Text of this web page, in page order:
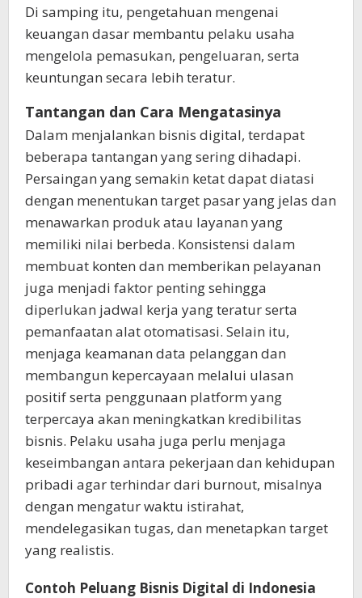
Di samping itu, pengetahuan mengenai
keuangan dasar membantu pelaku usaha
mengelola pemasukan, pengeluaran, serta
keuntungan secara lebih teratur.
Tantangan dan Cara Mengatasinya
Dalam menjalankan bisnis digital, terdapat
beberapa tantangan yang sering dihadapi.
Persaingan yang semakin ketat dapat diatasi
dengan menentukan target pasar yang jelas dan
menawarkan produk atau layanan yang
memiliki nilai berbeda. Konsistensi dalam
membuat konten dan memberikan pelayanan
juga menjadi faktor penting sehingga
diperlukan jadwal kerja yang teratur serta
pemanfaatan alat otomatisasi. Selain itu,
menjaga keamanan data pelanggan dan
membangun kepercayaan melalui ulasan
positif serta penggunaan platform yang
terpercaya akan meningkatkan kredibilitas
bisnis. Pelaku usaha juga perlu menjaga
keseimbangan antara pekerjaan dan kehidupan
pribadi agar terhindar dari burnout, misalnya
dengan mengatur waktu istirahat,
mendelegasikan tugas, dan menetapkan target
yang realistis.
Contoh Peluang Bisnis Digital di Indonesia